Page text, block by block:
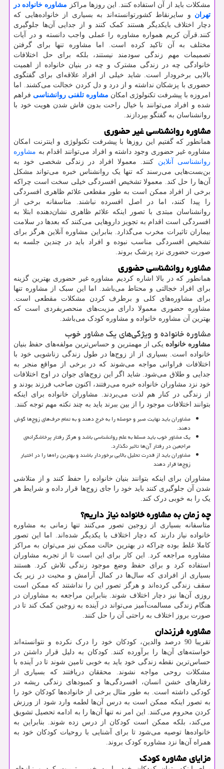
مشکلات باید از آن استفاده کنند. این روزها مراکز مشاوره خانواده در
تهران و سایرنقاط کشورتوانسته‌اند به بسیاری از خانواده‌هایی که
دچار اختلاف بایکدیگر هستند کمک کنند و از جدایی آ‌ن‌‌ها جلوگیری
کنند.قرآن کریم همواره مشاوره را عملی واجب دانسته و در آیات
مختلف به آن تاکید کرده است. اما مشاوره تنها برای گرفتن
تصمیمات مهم زندگی سودمند نیستند، بلکه برای حل اختلافات
خانوادگی چه در زندگی مشترک و چه در بنیان خانواده از اهمیت
بالایی برخرودار است. شاید خیلی از افراد علاقه‌ای برای گفتگوی
حضوری با پزشکان نداشته و از درد و دل کردن خجالت می‌کشند. اما
امروزه با پیشرفت تکنولوژی امکان مشاوره تلفنی روانشناسی فراهم
شده و افراد می‌توانند با خیال راحت بدون فاش شدن هویت خود با
روانشناسان به گفتگو بپردازند.
مشاوره روانشناسی غیر حضوری
همانطور که گفتیم این روزها با پیشرفت تکنولوژی و اینترنت امکان
مشاوره غیر حضوری وجود داشته و افراد می‌توانند اقدام به مشاوره
روانشناسی آنلاین کنند. معمولا افراد در زندگی شخصی خود به
بن‌بست‌هایی می‌رسند که تنها یک روانشناس خبره می‌تواند مشکل
آن‌ها را حل کند. معمولا تشخیص افسردگی خیلی سخت است چراکه
برخی از افراد ممکن است به طور مقطعی علائم ظاهری افسردگی
را پیدا کنند، اما در اصل افسرده نباشند. متاسفانه برخی از
روانشناسان مبتدی با تصور اینکه علائم ظاهری نشان‌دهنده ابتلا به
افسردگی است اقدام به تجویز داروهایی می‌کنند که بعدها در سلامت
بیماران تاثیرات مخرب می‌گذارد. بنابراین مشاوره آنلاین هرگز برای
تشخیص افسردگی مناسب نبوده و افراد باید در چندین جلسه به
صورت حضوری نزد پزشک بروند.
مشاوره روانشناسی حضوری
همانطور که در بالا اشاره کردیم مشاوره غیر حضوری بهترین گزینه
برای افراد خجالتی و محتاط می‌باشد. اما این سبک از مشاوره تنها
برای مشاوره‌های کلی و برطرف کردن مشکلات مقطعی است.
مشاوره حضوری معمولا دارای مزیت‌های منحصربفردی است که
بهترین آن مشاوره خانواده و مشاوره کودک می‌باشد.
مشاوره خانواده و ویژگی‌های یک مشاور خوب
مشاوره خانواده یکی از مهمترین و حساس‌ترین مولفه‌های حفظ بنیان
خانواده است. بسیاری از از زوج‌ها در طول زندگی زناشویی خود با
اختلافات فراوانی مواجه می‌شوند که در برخی از مواقع منجر به
جدایی و طلاق می‌شود. شاید اگر این زوج‌های جوان در اوج اختلافات
خود نزد مشاوران خانواده خبره می‌رفتند، اکنون صاحب فرزند بودند و
از زندگی در کنار هم لذت می‌بردند. مشاوران خانواده برای اینکه
بتوانند اختلافات موجود را از بین ببرند باید به چند نکته مهم توجه کنند.
مشاوران باید نهایت صبر و حوصله را به خرج دهند و به تمام حرف‌های زوج‌ها گوش
دهند.
یک مشاور خوب باید مسلط به علم روانشناسی باشد و هرگز رفتار پرخاشگرانه‌ی
مراجعین در رفتار آن‌ها تاثیر نگذارد.
مشاوران باید از قدرت تحلیل بالایی برخوردار باشند و بهترین راه‌ها را در اختیار
زوج‌ها قرار دهند
مشاوران برای اینکه بتوانند بنیان خانواده را حفظ کنند و از متلاشی
شدن آن جلوگیری کنند باید خود را جای زوج‌ها قرار داده و شرایط هر
یک را به خوبی درک کند.
چه زمان به مشاوره خانواده نیاز داریم؟
متاسفانه بسیاری از زوجین تصور می‌کنند تنها زمانی به مشاوره
خانواده نیاز دارند که دچار اختلاف با یکدیگر شده‌اند. اما این تصور
کاملا غلط بوده چراکه در بهترین حالت ممکن نیز می‌توان به مراکز
مشاوره مراجعه کرد. این کار برای این است تا از تجربه مشاوران
استفاده کرد و برای حفظ وضع موجود زندگی تلاش کرد. هستند
بسیاری از افرادی که سال‌ها در کمال آرامش و محبت در زیر یک
سقف زندگی کرده‌اند و هرگز تصور این را نداشتند که ممکن است
روزی آن‌ها نیز دچار اختلاف شوند. بنابراین مراجعه به مشاوران در
هنگام زندگی مسالمت‌آمیز می‌تواند در آینده به زوجین کمک کند تا در
صورت بروز اختلاف به راحتی آن را حل کنند.
مشاوره فرزندان
تقریبا 90 درصد والدین، کودکان خود را درک نکرده و نتوانسته‌اند
خواسته‌های آن‌ها را برآورده کنند. کودکان به دلیل قرار داشتن در
حساس‌ترین نقطه زندگی خود باید به خوبی تامین شوند تا در آینده با
مشکلات روحی مواجه نشوند. محققان دریافتند که بسیاری از
رفتارهای خشن انسان، افسردگی‌ها و کمبودهای زندگی ریشه در
کودکی داشته است. به طور مثال برخی از خانواده‌ها کودکان خود را
به تصور اینکه ممکن است به درس آن‌ها لطمه وارد شود از ورزش
کردن محروم می‌کنند. این امر نه تنها آن‌ها را به ادامه تحصیل تشویق
می‌کند، بلکه ممکن است کودکان از درس زده شوند. بنابراین به
خانواده‌ها توصیه می‌شود تا برای آشنایی با روحیات کودکان خود به
همراه آن‌ها نزد مشاوره کودک بروند.
مزایای مشاوره کودک